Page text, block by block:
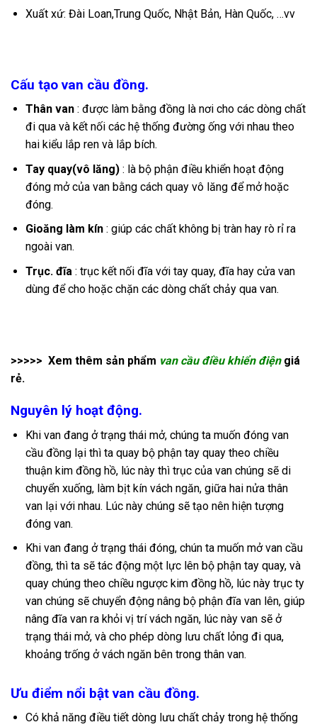
Xuất xứ: Đài Loan,Trung Quốc, Nhật Bản, Hàn Quốc, …vv
Cấu tạo van cầu đồng.
Thân van: được làm bằng đồng là nơi cho các dòng chất
đi qua và kết nối các hệ thống đường ống với nhau theo
hai kiểu lắp ren và lắp bích.
Tay quay(vô lăng): là bộ phận điều khiển hoạt động
đóng mở của van bằng cách quay vô lăng để mở hoặc
đóng.
Gioăng làm kín: giúp các chất không bị tràn hay rò rỉ ra
ngoài van.
Trục. đĩa: trục kết nối đĩa với tay quay, đĩa hay cửa van
dùng để cho hoặc chặn các dòng chất chảy qua van.
>>>>> Xem thêm sản phẩm van cầu điều khiển điệngiá
rẻ.
Nguyên lý hoạt động.
Khi van đang ở trạng thái mở, chúng ta muốn đóng van
cầu đồng lại thì ta quay bộ phận tay quay theo chiều
thuận kim đồng hồ, lúc này thì trục của van chúng sẽ di
chuyển xuống, làm bịt kín vách ngăn, giữa hai nửa thân
van lại với nhau. Lúc này chúng sẽ tạo nên hiện tượng
đóng van.
Khi van đang ở trạng thái đóng, chún ta muốn mở van cầu
đồng, thì ta sẽ tác động một lực lên bộ phận tay quay, và
quay chúng theo chiều ngược kim đồng hồ, lúc này trục ty
van chúng sẽ chuyển động nâng bộ phận đĩa van lên, giúp
nâng đĩa van ra khỏi vị trí vách ngăn, lúc này van sẽ ở
trạng thái mở, và cho phép dòng lưu chất lỏng đi qua,
khoảng trống ở vách ngăn bên trong thân van.
Ưu điểm nổi bật van cầu đồng.
Có khả năng điều tiết dòng lưu chất chảy trong hệ thống